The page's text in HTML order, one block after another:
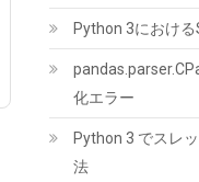
UGREEN 2.5 インチ
6TB容量 USB3.0
ケース | USB A-
自動スリープ/UASP
能を搭載/インジケー
要/コンパクト/
PS4Pro/PS3対応
Python 3におけ
化エラー
Python 3 でスレ
法